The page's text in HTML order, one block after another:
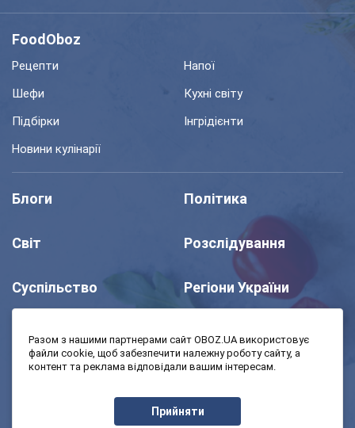
FoodOboz
Рецепти
Напої
Шефи
Кухні світу
Підбірки
Інгрідієнти
Новини кулінарії
Блоги Політика
Світ Розслідування
Суспільство Регіони України
Моя школа Авто
Економіка
Разом з нашими партнерами сайт OBOZ.UA використовує
файли cookie, щоб забезпечити належну роботу сайту, а
контент та реклама відповідали вашим інтересам.
Прийняти